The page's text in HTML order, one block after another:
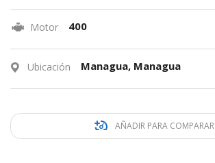
Motor 400
Ubicación Managua, Managua
AÑADIR PARA COMPARAR